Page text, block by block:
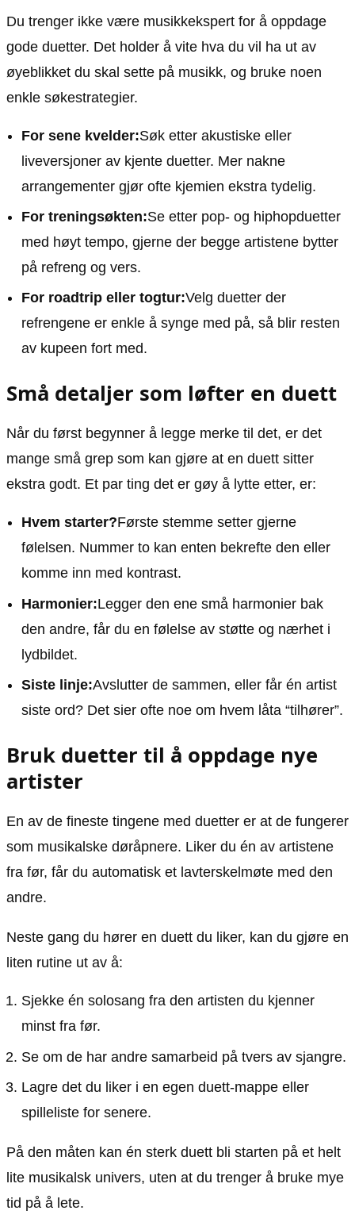
Du trenger ikke være musikkekspert for å oppdage
gode duetter. Det holder å vite hva du vil ha ut av
øyeblikket du skal sette på musikk, og bruke noen
enkle søkestrategier.
For sene kvelder:Søk etter akustiske eller
liveversjoner av kjente duetter. Mer nakne
arrangementer gjør ofte kjemien ekstra tydelig.
For treningsøkten:Se etter pop- og hiphopduetter
med høyt tempo, gjerne der begge artistene bytter
på refreng og vers.
For roadtrip eller togtur:Velg duetter der
refrengene er enkle å synge med på, så blir resten
av kupeen fort med.
Små detaljer som løfter en duett
Når du først begynner å legge merke til det, er det
mange små grep som kan gjøre at en duett sitter
ekstra godt. Et par ting det er gøy å lytte etter, er:
Hvem starter?Første stemme setter gjerne
følelsen. Nummer to kan enten bekrefte den eller
komme inn med kontrast.
Harmonier:Legger den ene små harmonier bak
den andre, får du en følelse av støtte og nærhet i
lydbildet.
Siste linje:Avslutter de sammen, eller får én artist
siste ord? Det sier ofte noe om hvem låta “tilhører”.
Bruk duetter til å oppdage nye
artister
En av de fineste tingene med duetter er at de fungerer
som musikalske døråpnere. Liker du én av artistene
fra før, får du automatisk et lavterskelmøte med den
andre.
Neste gang du hører en duett du liker, kan du gjøre en
liten rutine ut av å:
Sjekke én solosang fra den artisten du kjenner
minst fra før.
Se om de har andre samarbeid på tvers av sjangre.
Lagre det du liker i en egen duett-mappe eller
spilleliste for senere.
På den måten kan én sterk duett bli starten på et helt
lite musikalsk univers, uten at du trenger å bruke mye
tid på å lete.